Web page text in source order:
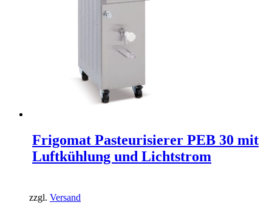
Frigomat Pasteurisierer PEB 30 mit
Luftkühlung und Lichtstrom
zzgl. Versand